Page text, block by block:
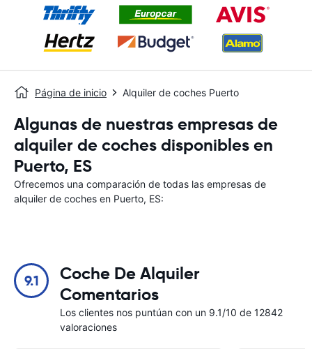
Página de inicio Alquiler de coches Puerto
Algunas de nuestras empresas de
alquiler de coches disponibles en
Puerto, ES
Ofrecemos una comparación de todas las empresas de
alquiler de coches en Puerto, ES:
9.1
Coche De Alquiler
Comentarios
Los clientes nos puntúan con un 9.1/10 de 12842
valoraciones